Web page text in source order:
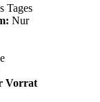
Tages
Nur
Vorrat